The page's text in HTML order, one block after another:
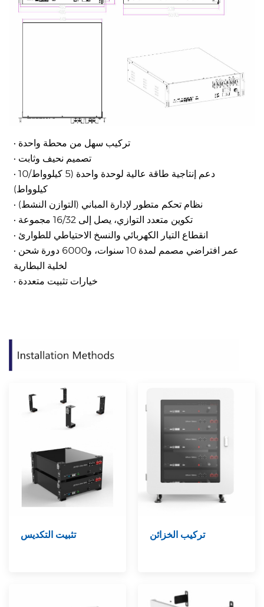
• تركيب سهل من محطة واحدة
• تصميم نحيف وثابت
• دعم إنتاجية طاقة عالية لوحدة واحدة (5 كيلوواط/10
كيلوواط)
• نظام تحكم متطور لإدارة المباني (التوازن النشط)
• تكوين متعدد التوازي، يصل إلى 16/32 مجموعة
• انقطاع التيار الكهربائي والنسخ الاحتياطي للطوارئ
• عمر افتراضي مصمم لمدة 10 سنوات، و6000 دورة شحن
لخلية البطارية
• خيارات تثبيت متعددة
تثبيت التكديس تركيب الخزائن